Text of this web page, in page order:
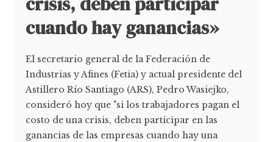
cuando hay ganancias»
El secretario general de la Federación de
Industrias y Afines (Fetia) y actual presidente del
Astillero Río Santiago (ARS), Pedro Wasiejko,
consideró hoy que "si los trabajadores pagan el
costo de una crisis, deben participar en las
ganancias de las empresas cuando hay una